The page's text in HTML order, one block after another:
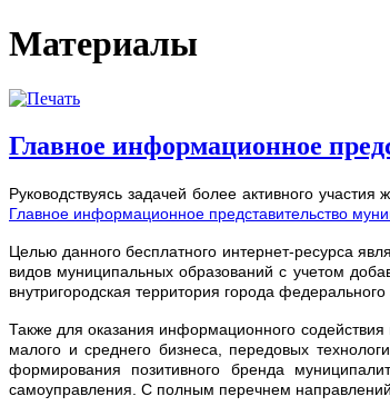
Материалы
Главное информационное
Руководствуясь задачей более активного
Главное информационное представительство
Целью данного бесплатного интернет-ресурса
видов муниципальных образований с учетом
внутригородская территория города
Также для оказания информационного
малого и среднего бизнеса, передовых
формирования позитивного бренда
самоуправления. С полным перечнем